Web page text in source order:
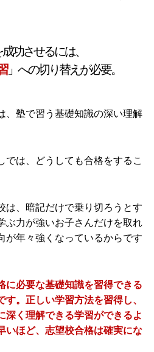
功させるには、
」への切り替えが必要。
、塾で習う基礎知識の深い理解
では、どうしても合格をするこ
は、暗記だけで乗り切ろうとす
ぶ力が強いお子さんだけを取れ
が年々強くなっているからです
に必要な基礎知識を習得できる
。正しい学習方法を習得し、
深く理解できる学習ができるよ
いほど、志望校合格は確実にな